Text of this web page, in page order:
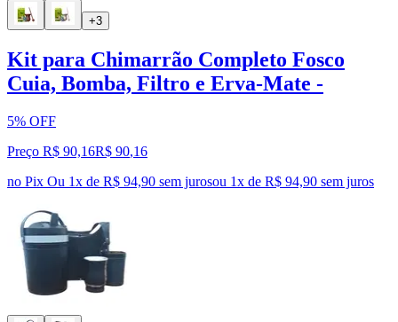
+3
Kit para Chimarrão Completo Fosco
Cuia, Bomba, Filtro e Erva-Mate -
5% OFF
Preço R$ 90,16R$ 90,16
no Pix Ou 1x de R$ 94,90 sem jurosou 1x de R$ 94,90 sem juros